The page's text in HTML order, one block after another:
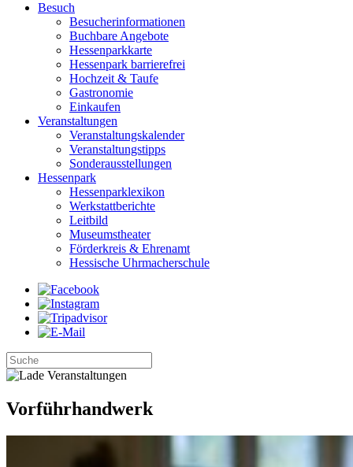
Besuch
Besucherinformationen
Buchbare Angebote
Hessenparkkarte
Hessenpark barrierefrei
Hochzeit & Taufe
Gastronomie
Einkaufen
Veranstaltungen
Veranstaltungskalender
Veranstaltungstipps
Sonderausstellungen
Hessenpark
Hessenparklexikon
Werkstattberichte
Leitbild
Museumstheater
Förderkreis & Ehrenamt
Hessische Uhrmacherschule
Vorführhandwerk